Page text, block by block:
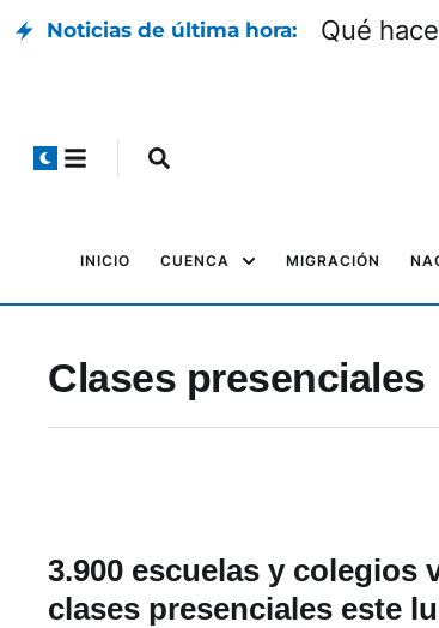
Noticias de última hora: Qué
INICIO CUENCA MIGRACIÓN
Clases presenciales
3.900 escuelas y colegios
clases presenciales este